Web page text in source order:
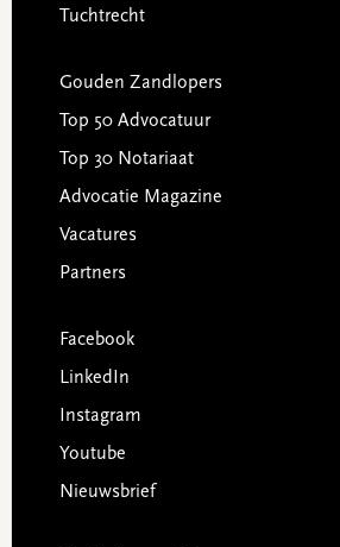
Tuchtrecht
Gouden Zandlopers
Top 50 Advocatuur
Top 30 Notariaat
Advocatie Magazine
Vacatures
Partners
Facebook
LinkedIn
Instagram
Youtube
Nieuwsbrief